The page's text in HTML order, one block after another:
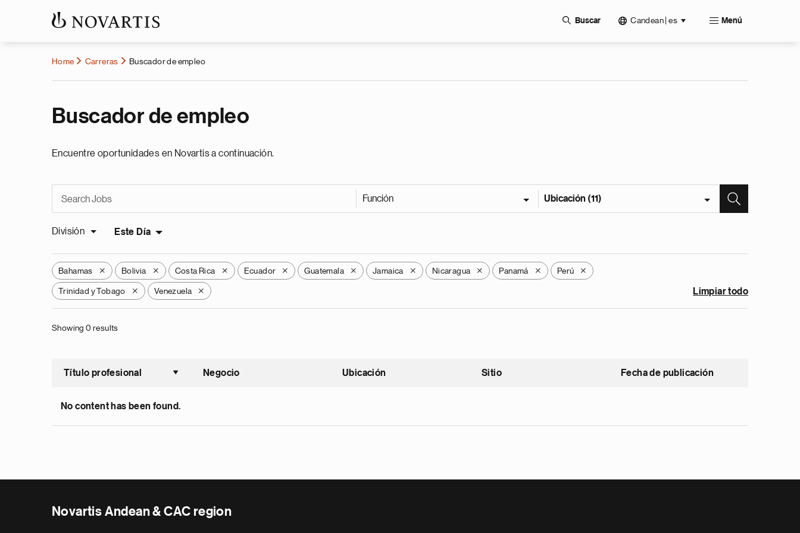
Buscar Candean | es Menú
Home Carreras Buscador de empleo
Buscador de empleo
Encuentre oportunidades en Novartis a continuación.
Función Ubicación (11)
División Este Día
Bahamas X Bolivia X Costa Rica X Ecuador X Guatemala X Jamaica X Nicaragua X Panamá X Perú X
Trinidad y Tobago X Venezuela X Limpiar todo
Showing 0 results
Título profesional
Ordenar ascendente
Negocio Ubicación Sitio Fecha de publicación
No content has been found.
Novartis Andean & CAC region